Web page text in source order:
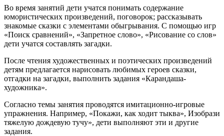
Во время занятий дети учатся понимать содержание
юмористических произведений, поговорок; рассказывать
знакомые сказки с элементами обыгрывания. С помощью игр
«Поиск сравнений», «Запретное слово», «Рисование со слов»
дети учатся составлять загадки.
После чтения художественных и поэтических произведений
детям предлагается нарисовать любимых героев сказки,
отгадки на загадки, выполнить задания «Карандаша-
художника».
Согласно темы занятия проводятся имитационно-игровые
упражнения. Например, «Покажи, как ходит тыква», Изобрази
тяжелую дождевую тучу», дети выполняют эти и другие
задания.